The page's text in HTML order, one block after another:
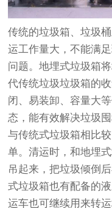
传统的垃圾箱、垃圾
运工作量大，不能满
问题。地埋式垃圾箱
代传统垃圾垃圾箱的
闭、易装卸、容量大
态，能有效解决垃圾
与传统式垃圾箱相比
单。清运时，和地埋
吊起来，把垃圾倾倒
式垃圾箱也有配备的
运车也可继续用来转运